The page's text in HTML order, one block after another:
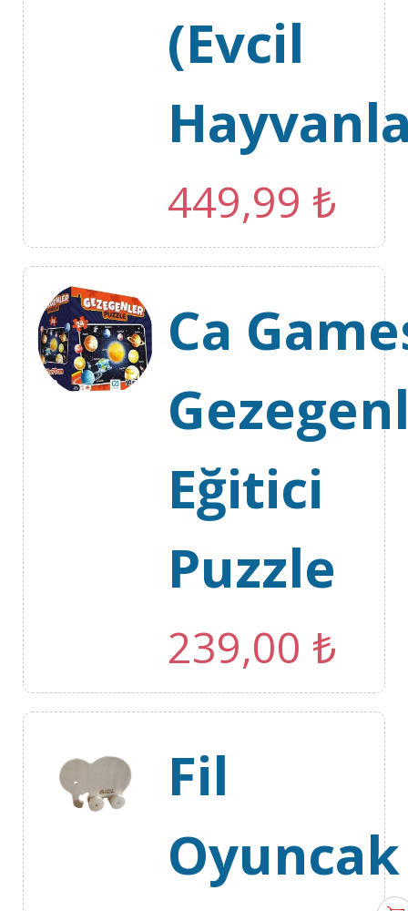
(Evcil
449,99 ₺
Ca
Eğitici
Puzzle
239,00 ₺
Fil
Oyuncak